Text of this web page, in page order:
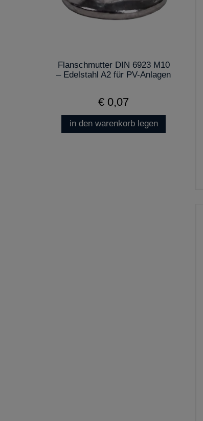
Flanschmutter DIN 6923 M10
– Edelstahl A2 für PV-Anlagen
€ 0,07
in den warenkorb legen